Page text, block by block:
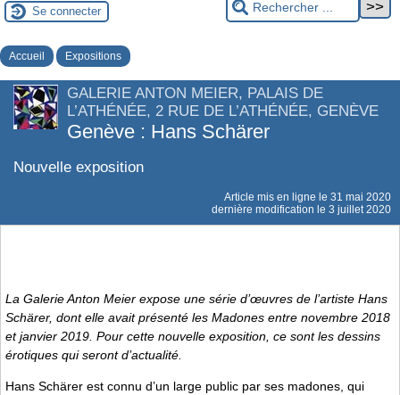
Se connecter
Accueil Expositions
GALERIE ANTON MEIER, PALAIS DE
L’ATHÉNÉE, 2 RUE DE L’ATHÉNÉE, GENÈVE
Genève : Hans Schärer
Nouvelle exposition
Article mis en ligne le 31 mai 2020
dernière modification le 3 juillet 2020
La Galerie Anton Meier expose une série d’œuvres de l’artiste Hans
Schärer, dont elle avait présenté les Madones entre novembre 2018
et janvier 2019. Pour cette nouvelle exposition, ce sont les dessins
érotiques qui seront d’actualité.
Hans Schärer est connu d’un large public par ses madones, qui